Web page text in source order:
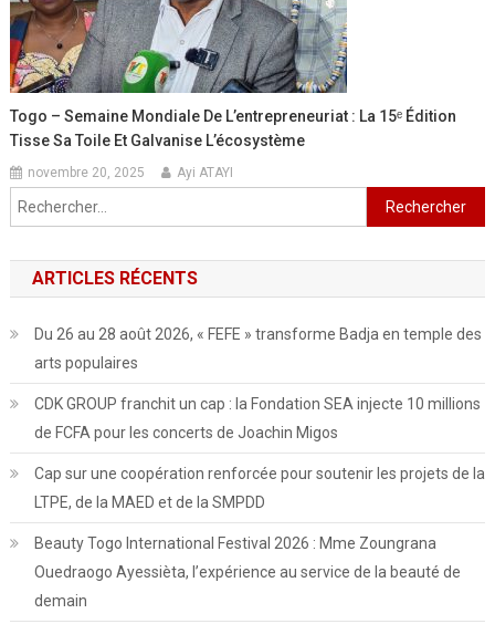
Togo – Semaine Mondiale De L’entrepreneuriat : La 15ᵉ Édition
Tisse Sa Toile Et Galvanise L’écosystème
novembre 20, 2025 Ayi ATAYI
Rechercher :
ARTICLES RÉCENTS
Du 26 au 28 août 2026, « FEFE » transforme Badja en temple des
arts populaires
CDK GROUP franchit un cap : la Fondation SEA injecte 10 millions
de FCFA pour les concerts de Joachin Migos
Cap sur une coopération renforcée pour soutenir les projets de la
LTPE, de la MAED et de la SMPDD
Beauty Togo International Festival 2026 : Mme Zoungrana
Ouedraogo Ayessièta, l’expérience au service de la beauté de
demain